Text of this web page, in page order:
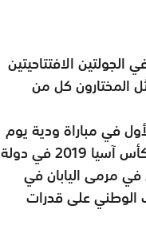
ضمن قائمة أفضل 10 لاعبين أداءً في الجولتين الافتتاحيتين
الآسيوية المؤهلة لكأس العالم قطر 2022 ، ويمثل المختارون كل من
الوطني الأول في مباراة ودية يوم
31 أغسطس 2016 ضد جمهورية ايرلندا. تم تضمينه في تشكيلة منتخبنا في كأس آسيا 2019 في دولة
في مرمى اليابان في
الوطني على قدرات